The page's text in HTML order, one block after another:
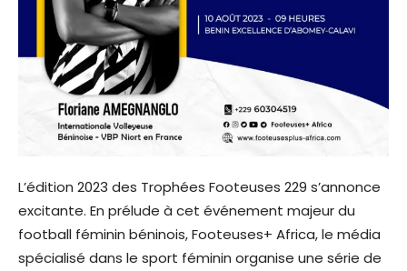
L’édition 2023 des Trophées Footeuses 229 s’annonce
excitante. En prélude à cet événement majeur du
football féminin béninois, Footeuses+ Africa, le média
spécialisé dans le sport féminin organise une série de